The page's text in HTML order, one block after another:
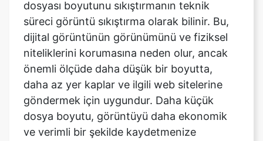
niteliklerini korumasına neden olur, ancak
önemli ölçüde daha düşük bir boyutta,
daha az yer kaplar ve ilgili web sitelerine
göndermek için uygundur. Daha küçük
dosya boyutu, görüntüyü daha ekonomik
ve verimli bir şekilde kaydetmenize
yardımcı olur, çünkü kapladığı bellek alanı
miktarı büyük ölçüde azalır ve görüntüyü
yüklemek ve indirmek için gereken süre ve